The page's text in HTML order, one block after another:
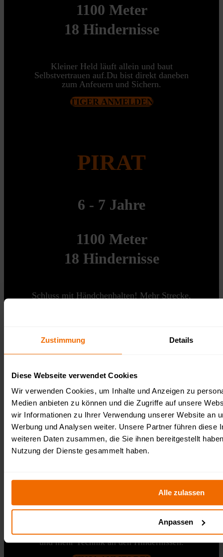
Zustimmung Details
Diese Webseite verwendet Cookies
Wir verwenden Cookies, um Inhalte und Anzeigen zu
Medien anbieten zu können und die Zugriffe auf unsere
wir Informationen zu Ihrer Verwendung unserer Website an
Werbung und Analysen weiter. Unsere Partner führen diese
weiteren Daten zusammen, die Sie ihnen bereitgestellt
Nutzung der Dienste gesammelt haben.
Alle zulassen
Anpassen
1100 Meter
18 Hindernisse
Kleiner Held läuft allein und baut
Selbstvertrauen auf.Du bist direkt daneben
zum Anfeuern und Sichern.
TIGER ANMELDEN
PIRAT
6 - 7 Jahre
1100 Meter
18 Hindernisse
Schluss mit Händchenhalten! Mehr Strecke,
NINJA
8-9 Jahre
Ähnliche Challenge wie bei den Piraten, aber
in neuem Style! Hier zählen Balance, Grip
und mehr Technik an den Hindernissen.